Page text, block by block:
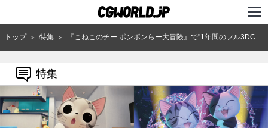
TOP
ニュース
特集
トップ ＞ 特集 ＞ 『こねこのチー ポンポンらー大冒険』で"1年間のフル3DCGのTVシリーズをつくりきる"ためにマーザ・アニメーションプラネットが取り組んだこと
特集